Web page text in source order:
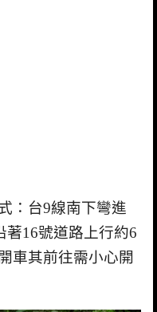
：台9線南下彎進
著16號道路上行約6
車其前往需小心開